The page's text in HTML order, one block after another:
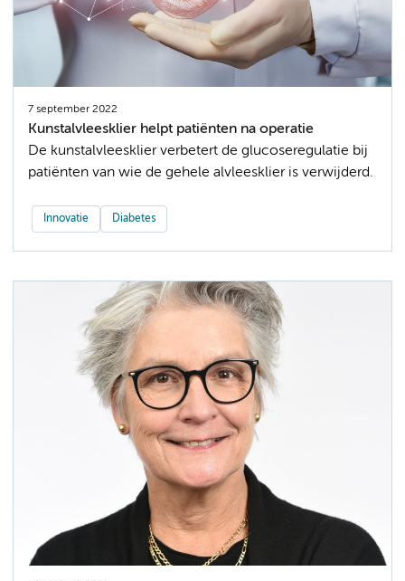
7 september 2022
Kunstalvleesklier helpt patiënten na operatie
De kunstalvleesklier verbetert de glucoseregulatie bij
patiënten van wie de gehele alvleesklier is verwijderd.
Innovatie Diabetes